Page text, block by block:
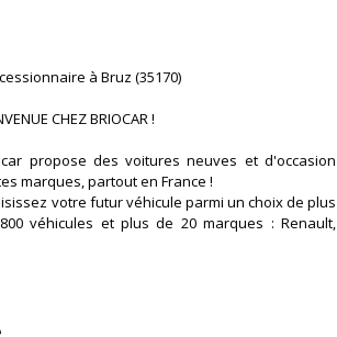
à Bruz (35170)
CHEZ BRIOCAR !
propose des voitures neuves et d'occasion
marques, partout en France !
votre futur véhicule parmi un choix de plus
véhicules et plus de 20 marques : Renault,
toujours les meilleures offres du marché,